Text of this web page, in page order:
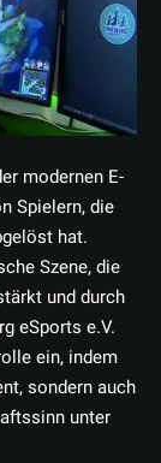
modernen E-
Spielern, die
hat.
Szene, die
und durch
eSports e.V.
ein, indem
sondern auch
unter